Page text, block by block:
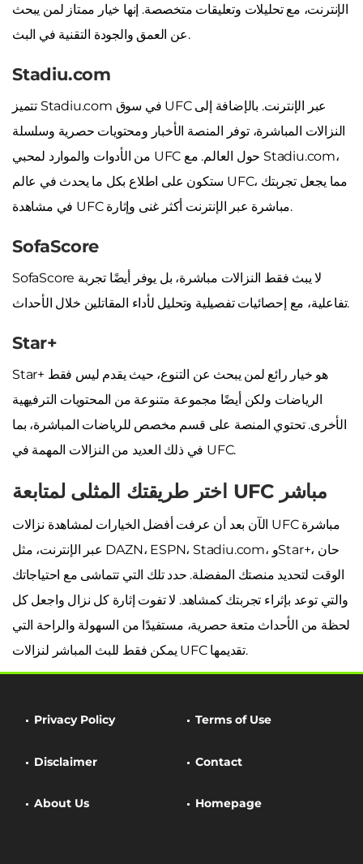
الإنترنت، مع تحليلات وتعليقات متخصصة. إنها خيار ممتاز لمن يبحث
عن العمق والجودة التقنية في البث.
Stadiu.com
تتميز Stadiu.com في سوق UFC عبر الإنترنت. بالإضافة إلى
النزالات المباشرة، توفر المنصة الأخبار ومحتويات حصرية وسلسلة
من الأدوات والموارد لمحبي UFC حول العالم. مع Stadiu.com،
ستكون على اطلاع بكل ما يحدث في عالم UFC، مما يجعل تجربتك
في مشاهدة UFC مباشرة عبر الإنترنت أكثر غنى وإثارة.
SofaScore
SofaScore لا يبث فقط النزالات مباشرة، بل يوفر أيضًا تجربة
تفاعلية، مع إحصائيات تفصيلية وتحليل لأداء المقاتلين خلال الأحداث.
Star+
Star+ هو خيار رائع لمن يبحث عن التنوع، حيث يقدم ليس فقط
الرياضات ولكن أيضًا مجموعة متنوعة من المحتويات الترفيهية
الأخرى. تحتوي المنصة على قسم مخصص للرياضات المباشرة، بما
في ذلك العديد من النزالات المهمة في UFC.
اختر طريقتك المثلى لمتابعة UFC مباشر
الآن بعد أن عرفت أفضل الخيارات لمشاهدة نزالات UFC مباشرة
عبر الإنترنت، مثل DAZN، ESPN، Stadiu.com، وStar+، حان
الوقت لتحديد منصتك المفضلة. حدد تلك التي تتماشى مع احتياجاتك
والتي توعد بإثراء تجربتك كمشاهد. لا تفوت إثارة كل نزال واجعل كل
لحظة من الأحداث متعة حصرية، مستفيدًا من السهولة والراحة التي
يمكن فقط للبث المباشر لنزالات UFC تقديمها.
Privacy Policy Terms of Use
Disclaimer Contact
About Us Homepage